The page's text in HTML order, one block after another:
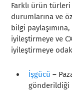
Farklı ürün
durumlarına ve
bilgi
iyileştirmeye ve
iyileştirmeye
İşgücü –
gönderildiği